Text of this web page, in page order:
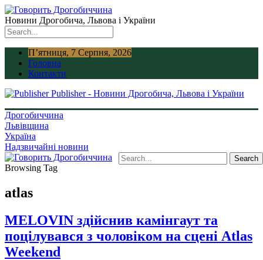
Новини Дрогобича, Львова і України
П’ятниця, 7 Серпня, 2026
Головна
Контакти
Publisher - Новини Дрогобича, Львова і України
Дрогобиччина
Львівщина
Україна
Надзвичайні новини
Browsing Tag
atlas
MELOVIN здійснив камінгаут та
поцілувався з чоловіком на сцені Atlas
Weekend